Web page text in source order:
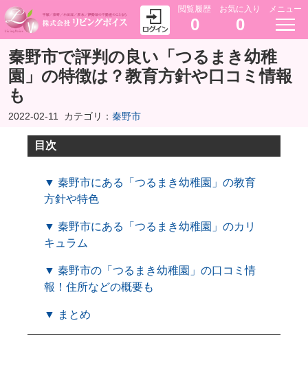
閲覧履歴
0
お気に入り
0
メニュー
秦野市で評判の良い「つるまき幼稚
園」の特徴は？教育方針や口コミ情報
も
2022-02-11 カテゴリ： 秦野市
目次
▼ 秦野市にある「つるまき幼稚園」の教育
方針や特色
▼ 秦野市にある「つるまき幼稚園」のカリ
キュラム
▼ 秦野市の「つるまき幼稚園」の口コミ情
報！住所などの概要も
▼ まとめ